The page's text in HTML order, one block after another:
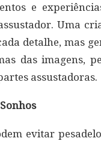
e
Uma
detalhe, mas
das imagens,
assustadoras.
evitar